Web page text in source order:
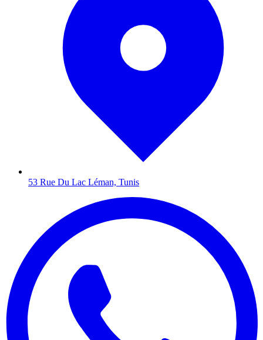
53 Rue Du Lac Léman, Tunis